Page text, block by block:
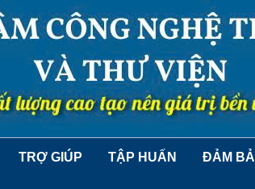
TRỢ GIÚP TẬP HUẤN ĐẢM